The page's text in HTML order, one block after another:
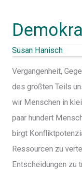
Susan Hanisch
Vergangenheit,
des größten Teils
wir Menschen in
paar hundert
birgt
Ressourcen zu
Entscheidungen zu